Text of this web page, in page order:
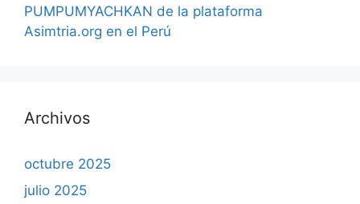
PUMPUMYACHKAN de la plataforma
Asimtria.org en el Perú
Archivos
octubre 2025
julio 2025